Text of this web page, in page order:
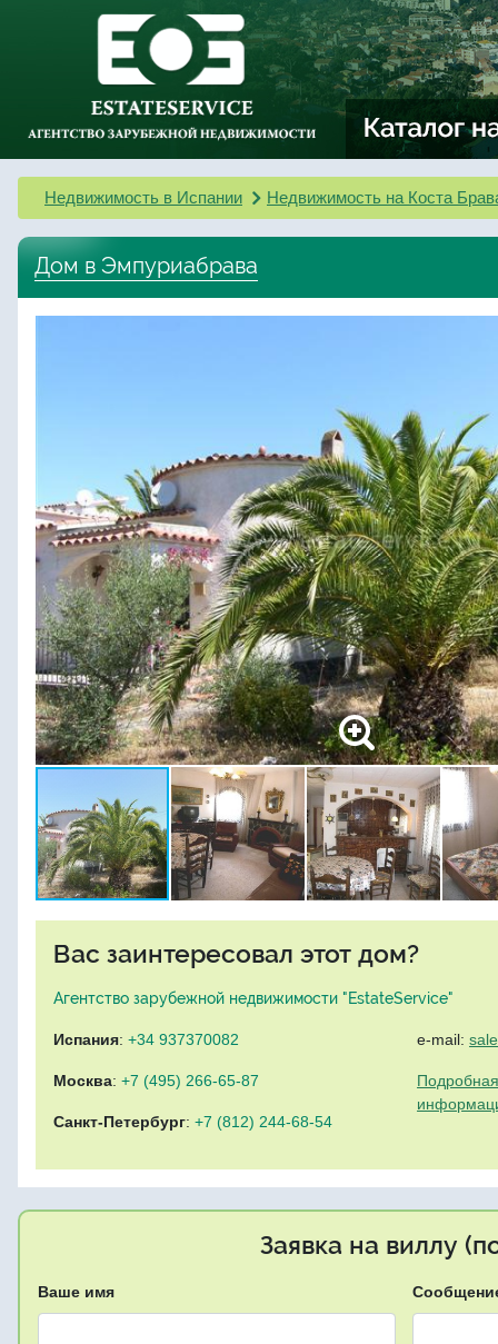
Недвижимость в Испании Недвижимость на Коста
Дом в Эмпуриабрава
Вас заинтересовал этот дом?
Агентство зарубежной недвижимости "EstateService"
Испания: +34 937370082
Москва: +7 (495) 266-65-87
Санкт-Петербург: +7 (812) 244-68-54
e-mail:
Заявка на виллу
Ваше имя